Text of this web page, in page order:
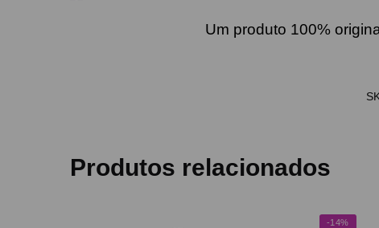
Um produto 100%
Produtos relacionados
-14%